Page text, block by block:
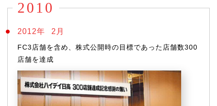
2010
2012年 2月
FC3店舗を含め、株式公開時の目標であった店舗数300
店舗を達成